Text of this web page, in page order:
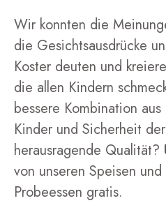
Wir konnten die
die Gesichtsausdrücke
Koster deuten und
die allen Kindern
bessere Kombination
Kinder und Sicherheit
herausragende
von unseren Speisen
Probeessen gratis.